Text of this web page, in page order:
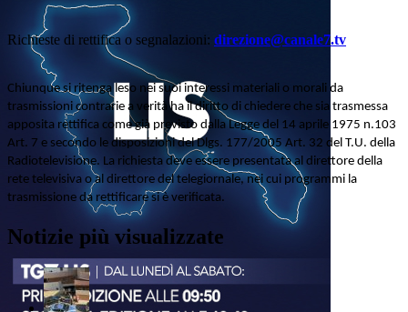
Richieste di rettifica o segnalazioni: direzione@canale7.tv
Chiunque si ritenga leso nei suoi interessi materiali o morali da
trasmissioni contrarie a verità ha il diritto di chiedere che sia trasmessa
apposita rettifica come già previsto dalla Legge del 14 aprile 1975 n.103
Art. 7 e secondo le disposizioni del Dlgs. 177/2005 Art. 32 del T.U. della
Radiotelevisione. La richiesta deve essere presentata al direttore della
rete televisiva o al direttore del telegiornale, nei cui programmi la
trasmissione da rettificare si è verificata.
Notizie più visualizzate